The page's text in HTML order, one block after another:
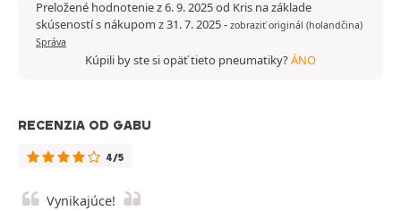
Preložené hodnotenie z 6. 9. 2025 od Kris na základe
skúseností s nákupom z 31. 7. 2025- zobraziť originál (holandčina)
Správa
Kúpili by ste si opäť tieto pneumatiky?ÁNO
RECENZIA OD GABU
4/5
Vynikajúce!